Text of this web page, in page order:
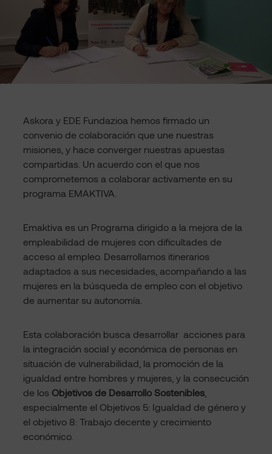
Askora y EDE Fundazioa hemos firmado un
convenio de colaboración que une nuestras
misiones, y hace converger nuestras apuestas
compartidas. Un acuerdo con el que nos
comprometemos a colaborar activamente en su
programa EMAKTIVA.
Emaktiva es un Programa dirigido a la mejora de la
empleabilidad de mujeres con dificultades de
acceso al empleo. Desarrollamos itinerarios
adaptados a sus necesidades, acompañando a las
mujeres en la búsqueda de empleo con el objetivo
de aumentar su autonomía.
Esta colaboración busca desarrollar acciones para
la integración social y económica de personas en
situación de vulnerabilidad, la promoción de la
igualdad entre hombres y mujeres, y la consecución
de los Objetivos de Desarrollo Sostenibles
especialmente el Objetivos 5: Igualdad de género y
el objetivo 8: Trabajo decente y crecimiento
económico.